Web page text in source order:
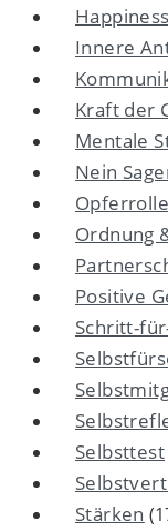
Innere
Kraft der
Mentale
Nein
Ordnung
Positive
Schritt-
Selbsttest
Stärken